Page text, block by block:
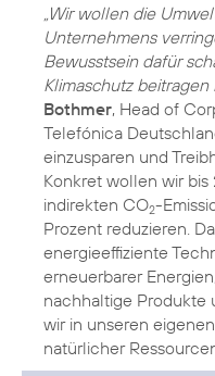
„Wir wollen die
Unternehmens
Bewusstsein dafür
Klimaschutz beitragen
Bothmer, Head of
Telefónica
einzusparen und
Konkret wollen wir
indirekten CO2-
Prozent reduzieren.
energieeffiziente
erneuerbarer Energien
nachhaltige Produkte
wir in unseren
natürlicher